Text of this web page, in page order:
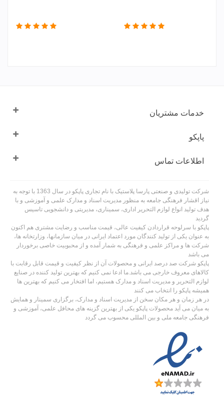
خدمات مشتریان
پاپکو
اطلاعات تماس
شرکت تولیدی و صنعتی پارسا پلاستیک با نام تجاری پاپکو در سال 1363 با توجه به
نیاز اقشار فرهنگی جامعه به منظور مدیریت اسناد و مدارک علمی و آموزشی و با
هدف تولید انواع لوازم التحریر اداری، سمیناری، مدیریتی و دانشجویی تاسیس
گردید
پاپکو با سرلوحه قراردادن کیفیت عالی، قیمت مناسب و رضایت مشتری هم اکنون
به عنوان یکی از تولید کنندگان مورد اعتماد ایرانی در میان سازمانها، وزارتخانه ها،
شرکت ها و مراکز علمی و فرهنگی به شمار آمده و از محبوبیت خاصی برخوردار
می باشد
پاپکو شرکت صد درصد ایرانی و محصولات آن از نظر کیفیت و قیمت قابل رقابت با
کالاهای معروف خارجی می باشد.ما ادعا نمی کنیم که بهترین تولید کننده در صنایع
لوازم التحریر و مدیریت اسناد و مدارک هستیم، اما افتخار می کنیم که بهترین ها
همیشه پاپکو را انتخاب می کنند
در هر زمان و هر مکان سخن از مدیریت اسناد و مدارک، برگزاری سمینار و همایش
به میان می آید محصولات پاپکو یکی از بهترین گزینه های محافل علمی، آموزشی و
فرهنگی جامعه ملی و بین المللی محسوب می گردد